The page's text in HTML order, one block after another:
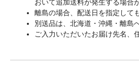
おいて追加送料が発生する場合
離島の場合、配送日を指定して
別送品は、北海道・沖縄・離島
ご入力いただいたお届け先名、